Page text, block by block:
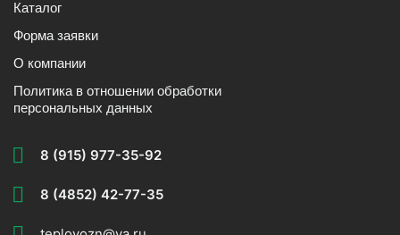
Каталог
Форма заявки
О компании
Политика в отношении обработки
персональных данных
8 (915) 977-35-92
8 (4852) 42-77-35